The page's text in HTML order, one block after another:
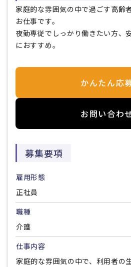
家庭的な雰囲気の中で過ごす高齢
お仕事です。
夜勤専従でしっかり働きたい方、
におすすめ。
かんたん応
お問い合わ
募集要項
雇用形態
正社員
職種
介護
仕事内容
家庭的な雰囲気の中で、利用者の